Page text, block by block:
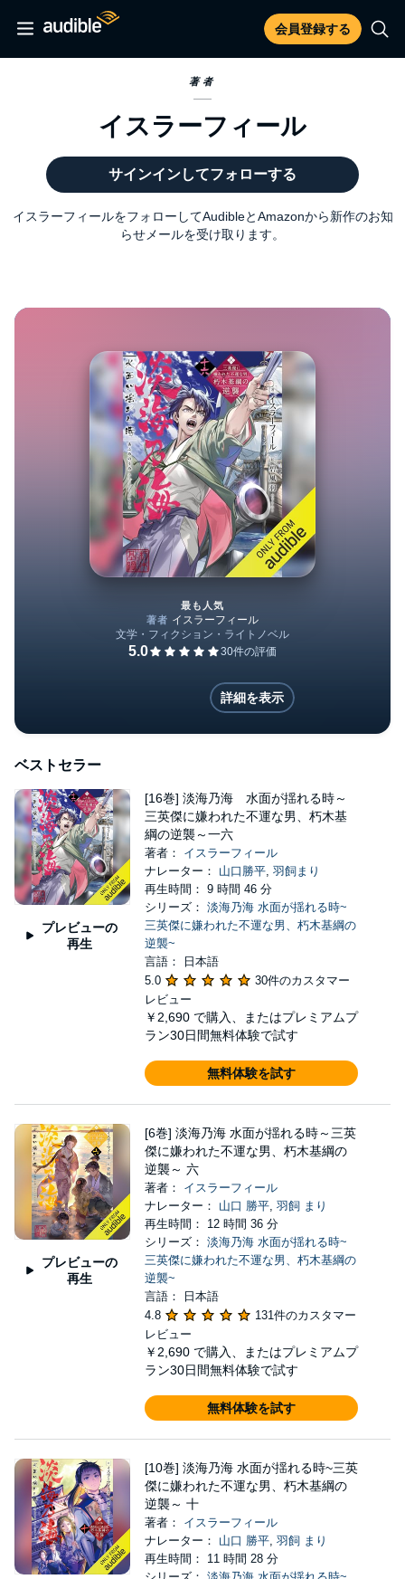
会員登録する
著者
イスラーフィール
サインインしてフォローする
イスラーフィールをフォローしてAudibleとAmazonから新作のお知
らせメールを受け取ります。
[16巻] 淡海乃海 水面が揺れる
最も人気
詳細を表示
ベストセラー
プレビューの
再生
[16巻] 淡海乃海 水面が揺れる時～
三英傑に嫌われた不運な男、朽木基
綱の逆襲～一六
著者： イスラーフィール
ナレーター： 山口勝平, 羽飼まり
再生時間： 9 時間 46 分
シリーズ： 淡海乃海 水面が揺れる時~
三英傑に嫌われた不運な男、朽木基綱の
逆襲~
言語： 日本語
5.0
30件のカスタマー
レビュー
￥2,690 で購入、またはプレミアムプ
ラン30日間無料体験で試す
無料体験を試す
プレビューの
再生
[6巻] 淡海乃海 水面が揺れる時～三英
傑に嫌われた不運な男、朽木基綱の
逆襲～ 六
著者： イスラーフィール
ナレーター： 山口 勝平, 羽飼 まり
再生時間： 12 時間 36 分
シリーズ： 淡海乃海 水面が揺れる時~
三英傑に嫌われた不運な男、朽木基綱の
逆襲~
言語： 日本語
4.8
131件のカスタマー
レビュー
￥2,690 で購入、またはプレミアムプ
ラン30日間無料体験で試す
無料体験を試す
[10巻] 淡海乃海 水面が揺れる時~三英
傑に嫌われた不運な男、朽木基綱の
逆襲～ 十
著者： イスラーフィール
ナレーター： 山口 勝平, 羽飼 まり
再生時間： 11 時間 28 分